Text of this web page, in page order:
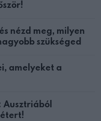
nézd meg, milyen
szükséged
amelyeket a